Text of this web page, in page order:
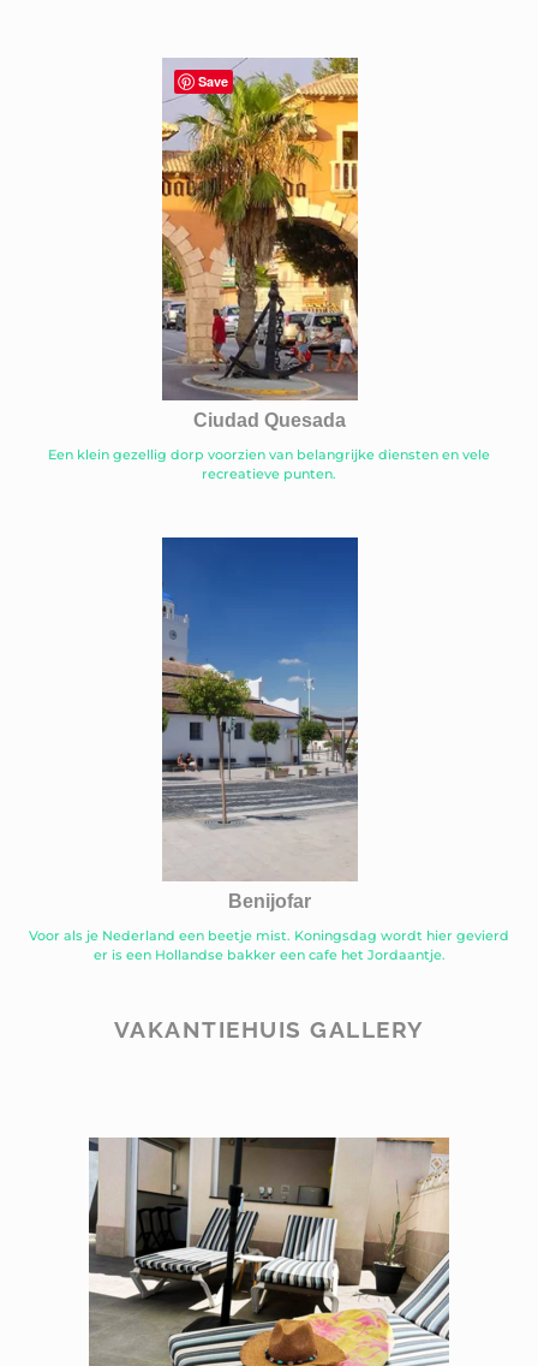
Ciudad Quesada
Een klein gezellig dorp voorzien van belangrijke diensten en vele
recreatieve punten.
Benijofar
Voor als je Nederland een beetje mist. Koningsdag wordt hier gevierd
er is een Hollandse bakker een cafe het Jordaantje.
VAKANTIEHUIS GALLERY
Save